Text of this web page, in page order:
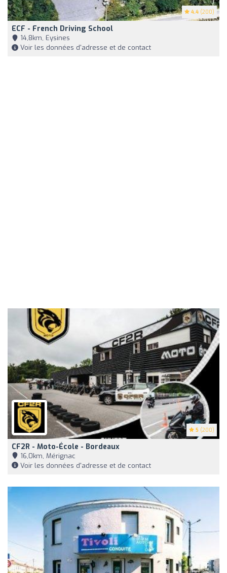
4.4 (200)
ECF - French Driving School
14,8km, Eysines
Voir les données d'adresse et de contact
5 (200)
CF2R - Moto-École - Bordeaux
16,0km, Mérignac
Voir les données d'adresse et de contact